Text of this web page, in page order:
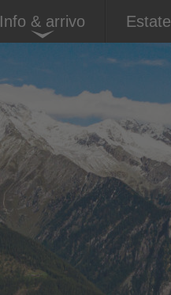
Info & arrivo Estate